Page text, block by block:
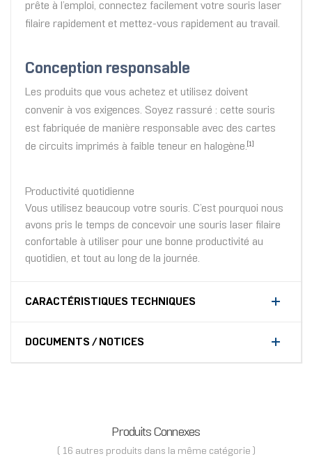
prête à l’emploi, connectez facilement votre souris laser
filaire rapidement et mettez-vous rapidement au travail.
Conception responsable
Les produits que vous achetez et utilisez doivent
convenir à vos exigences. Soyez rassuré : cette souris
est fabriquée de manière responsable avec des cartes
de circuits imprimés à faible teneur en halogène. [1]
Productivité quotidienne
Vous utilisez beaucoup votre souris. C’est pourquoi nous
avons pris le temps de concevoir une souris laser filaire
confortable à utiliser pour une bonne productivité au
quotidien, et tout au long de la journée.
CARACTÉRISTIQUES TECHNIQUES
DOCUMENTS / NOTICES
Produits Connexes
( 16 autres produits dans la même catégorie )